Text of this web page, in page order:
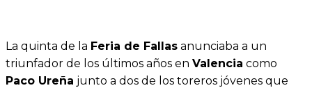
La quinta de la Feria de Fallas anunciaba a un
triunfador de los últimos años en Valencia como
Paco Ureña junto a dos de los toreros jóvenes que